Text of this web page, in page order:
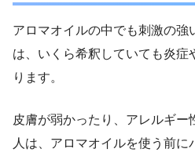
アロマオイルの中でも刺激の強
は、いくら希釈していても炎症
ります。
皮膚が弱かったり、アレルギー
人は、アロマオイルを使う前に